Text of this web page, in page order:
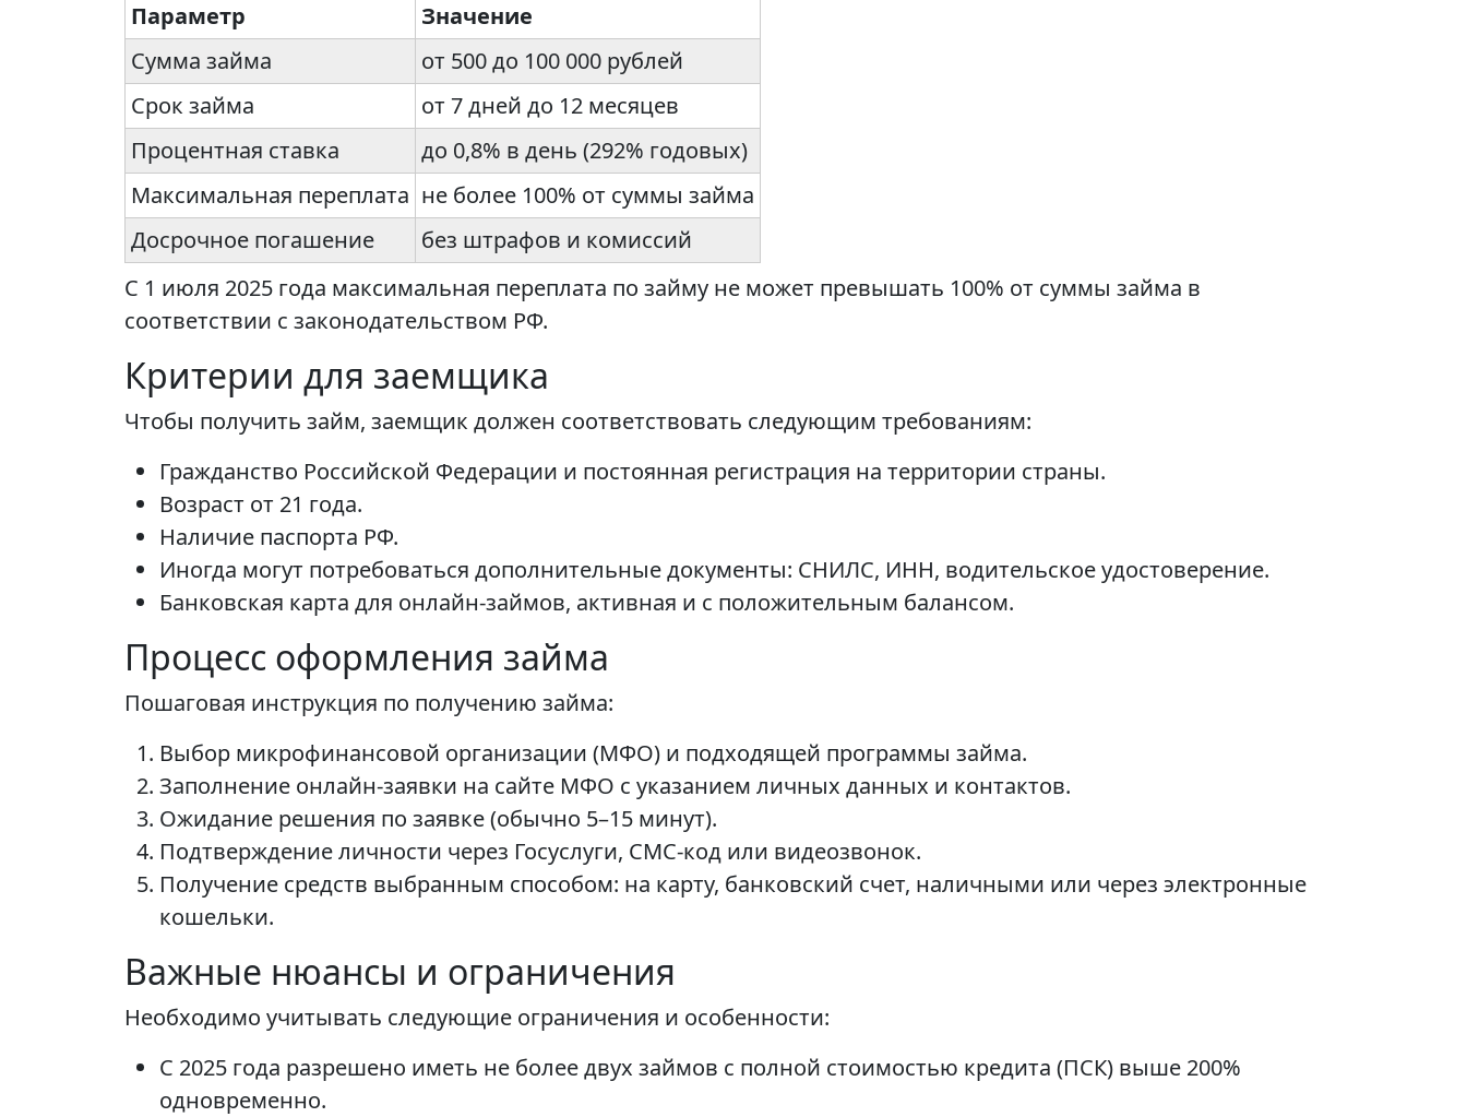
Параметр
Значение
Сумма займа
от 500 до 100 000 рублей
Срок займа
от 7 дней до 12 месяцев
Процентная ставка
до 0,8% в день (292% годовых)
Максимальная переплата не более 100% от суммы займа
Досрочное погашение
без штрафов и комиссий
С 1 июля 2025 года максимальная переплата по займу не может превышать 100% от суммы займа в
соответствии с законодательством РФ.
Критерии для заемщика
Чтобы получить займ, заемщик должен соответствовать следующим требованиям:
Гражданство Российской Федерации и постоянная регистрация на территории страны.
Возраст от 21 года.
Наличие паспорта РФ.
Иногда могут потребоваться дополнительные документы: СНИЛС, ИНН, водительское удостоверение.
Банковская карта для онлайн-займов, активная и с положительным балансом.
Процесс оформления займа
Пошаговая инструкция по получению займа:
Выбор микрофинансовой организации (МФО) и подходящей программы займа.
Заполнение онлайн-заявки на сайте МФО с указанием личных данных и контактов.
Ожидание решения по заявке (обычно 5–15 минут).
Подтверждение личности через Госуслуги, СМС-код или видеозвонок.
Получение средств выбранным способом: на карту, банковский счет, наличными или через электронные
кошельки.
Важные нюансы и ограничения
Необходимо учитывать следующие ограничения и особенности:
С 2025 года разрешено иметь не более двух займов с полной стоимостью кредита (ПСК) выше 200%
одновременно.